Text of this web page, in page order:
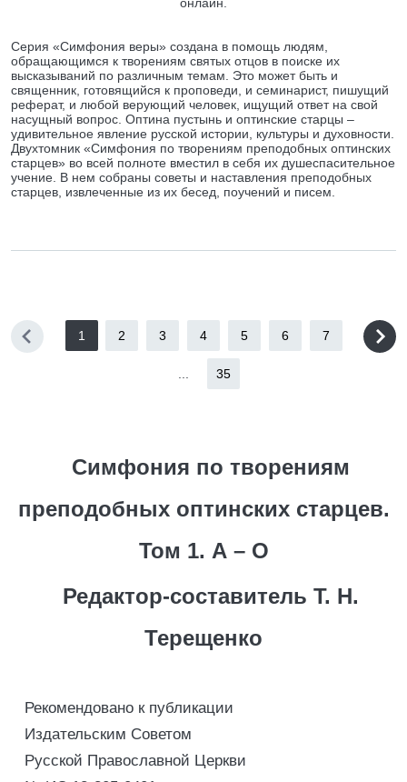
Серия «Симфония веры» создана в помощь людям,
обращающимся к творениям святых отцов в поиске их
высказываний по различным темам. Это может быть и
священник, готовящийся к проповеди, и семинарист, пишущий
реферат, и любой верующий человек, ищущий ответ на свой
насущный вопрос. Оптина пустынь и оптинские старцы –
удивительное явление русской истории, культуры и духовности.
Двухтомник «Симфония по творениям преподобных оптинских
старцев» во всей полноте вместил в себя их душеспасительное
учение. В нем собраны советы и наставления преподобных
старцев, извлеченные из их бесед, поучений и писем.
1 2 3 4 5 6 7
35
Симфония по творениям
преподобных оптинских старцев.
Том 1. А – О
Редактор-составитель Т. Н.
Терещенко
Рекомендовано к публикации
Издательским Советом
Русской Православной Церкви